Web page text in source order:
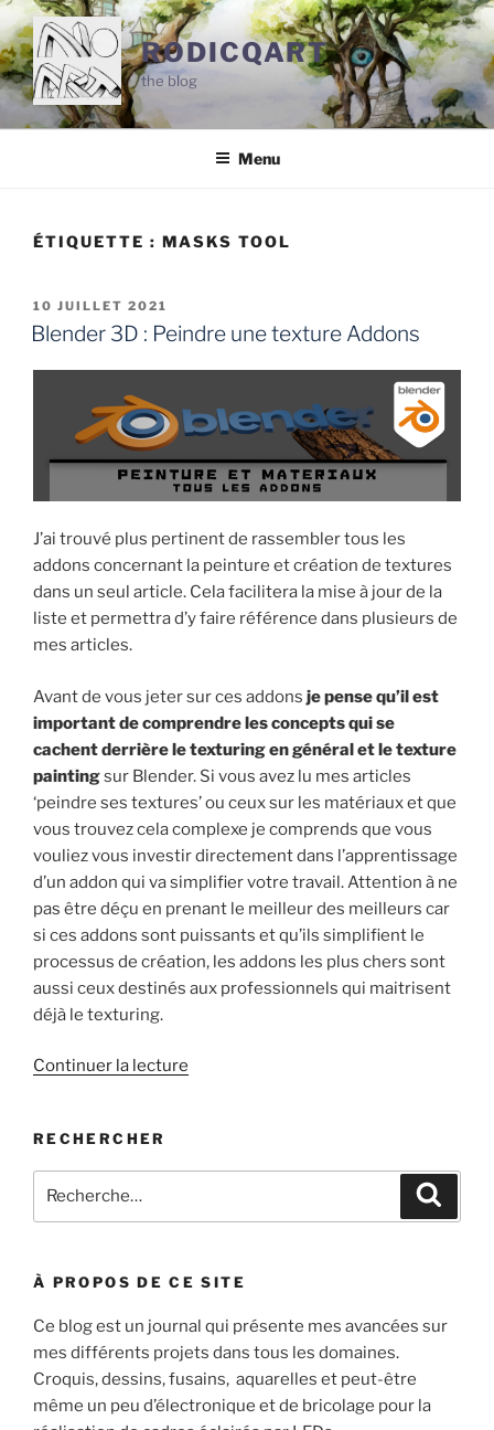
Aller
au
contenu
principal
RODICQART
the blog
Menu
ÉTIQUETTE : MASKS TOOL
PUBLIÉ
LE
10 JUILLET 2021
Blender 3D : Peindre une texture Addons
J’ai trouvé plus pertinent de rassembler tous les
addons concernant la peinture et création de textures
dans un seul article. Cela facilitera la mise à jour de la
liste et permettra d’y faire référence dans plusieurs de
mes articles.
Avant de vous jeter sur ces addons je pense qu’il est
important de comprendre les concepts qui se
cachent derrière le texturing en général et le texture
paintingsur Blender. Si vous avez lu mes articles
‘peindre ses textures’ ou ceux sur les matériaux et que
vous trouvez cela complexe je comprends que vous
vouliez vous investir directement dans l’apprentissage
d’un addon qui va simplifier votre travail. Attention à ne
pas être déçu en prenant le meilleur des meilleurs car
si ces addons sont puissants et qu’ils simplifient le
processus de création, les addons les plus chers sont
aussi ceux destinés aux professionnels qui maitrisent
déjà le texturing.
Continuer la lecture
Peindre
texture
RECHERCHER
pour
À PROPOS DE CE SITE
Ce blog est un journal qui présente mes avancées sur
mes différents projets dans tous les domaines.
Croquis, dessins, fusains, aquarelles et peut-être
même un peu d’électronique et de bricolage pour la